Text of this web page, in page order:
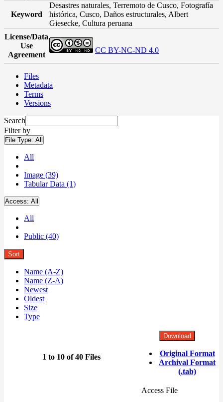
Keyword
Desastres naturales, Terremoto de Cusco, Fotografía
histórica, Cusco, Daños estructurales, Albert
Giesecke, Cultura peruana
License/Data
Use
Agreement
CC BY-NC-ND 4.0
Files
Metadata
Terms
Versions
Search
Filter by
File Type: All
All
Image (39)
Tabular Data (1)
Access: All
All
Public (40)
Sort
Name (A-Z)
Name (Z-A)
Newest
Oldest
Size
Type
1 to 10 of 40 Files
Download
Original Format
Archival Format
(.tab)
Access File